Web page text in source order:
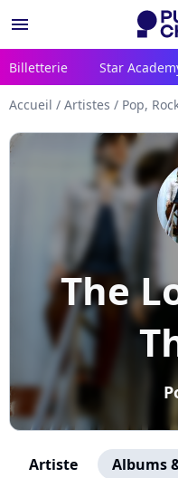
menu
Billetterie Star
Accueil / Artistes / Pop,
The
Artiste Albums